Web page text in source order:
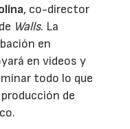
, co-director
Walls. La
en
en videos y
todo lo que
de